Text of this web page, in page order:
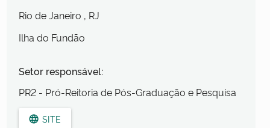
Rio de Janeiro , RJ
Ilha do Fundão
Setor responsável:
PR2 - Pró-Reitoria de Pós-Graduação e Pesquisa
language SITE